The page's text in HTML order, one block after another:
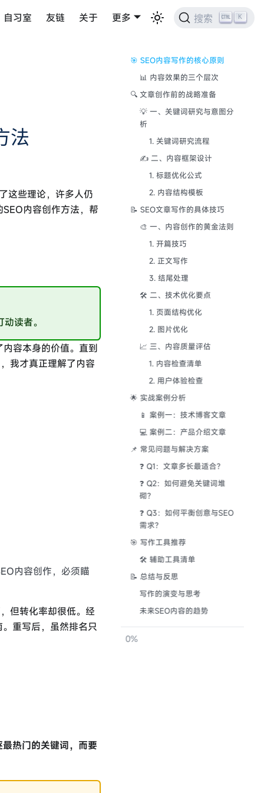
自习室 友链 关于 更多 搜索 K
法
这些理论，许多人仍
内容创作方法，帮
读者。
容本身的价值。直到
我才真正理解了内容
内容创作，必须瞄
但转化率却很低。经
重写后，虽然排名只
最热门的关键词，而要
🎯 SEO内容写作的核心原则
📊 内容效果的三个层次
🔍 文章创作前的战略准备
💡 一、关键词研究与意图分
析
1. 关键词研究流程
✍️ 二、内容框架设计
1. 标题优化公式
2. 内容结构模板
📝 SEO文章写作的具体技巧
🎨 一、内容创作的黄金法则
1. 开篇技巧
2. 正文写作
3. 结尾处理
🛠️ 二、技术优化要点
1. 页面结构优化
2. 图片优化
📈 三、内容质量评估
1. 内容检查清单
2. 用户体验检查
🌟 实战案例分析
📱 案例一：技术博客文章
💻 案例二：产品介绍文章
📌 常见问题与解决方案
❓ Q1：文章多长最适合？
❓ Q2：如何避免关键词堆
砌？
❓ Q3：如何平衡创意与SEO
需求？
🎯 写作工具推荐
🛠️ 辅助工具清单
📝 总结与反思
写作的演变与思考
未来SEO内容的趋势
0%